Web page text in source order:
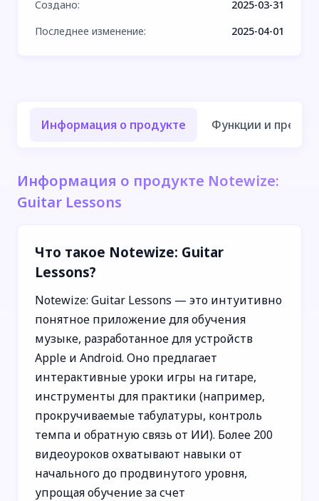
Создано:
2025-03-31
Последнее изменение: 2025-04-01
Информация о продукте Функции и
Информация о продукте Notewize:
Guitar Lessons
Что такое Notewize: Guitar
Lessons?
Notewize: Guitar Lessons — это интуитивно
понятное приложение для обучения
музыке, разработанное для устройств
Apple и Android. Оно предлагает
интерактивные уроки игры на гитаре,
инструменты для практики (например,
прокручиваемые табулатуры, контроль
темпа и обратную связь от ИИ). Более 200
видеоуроков охватывают навыки от
начального до продвинутого уровня,
упрощая обучение за счет